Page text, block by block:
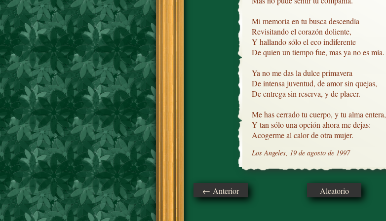
Mi memoria en tu busca descendía
Revisitando el corazón doliente,
Y hallando sólo el eco indiferente
De quien un tiempo fue, mas ya no es mía.
Ya no me das la dulce primavera
De intensa juventud, de amor sin quejas,
De entrega sin reserva, y de placer.
Me has cerrado tu cuerpo, y tu alma entera,
Y tan sólo una opción ahora me dejas:
Acogerme al calor de otra mujer.
Los Angeles, 19 de agosto de 1997
← Anterior Aleatorio